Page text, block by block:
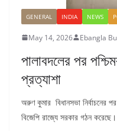
GENERAL INDIA NEWS
May 14, 2026 Ebangla
পালাবদলের পর
প্রত্যাশা
অরুণ কুমার বিধানসভা নির্বাচনের
বিজেপি রাজ্যে সরকার গঠন